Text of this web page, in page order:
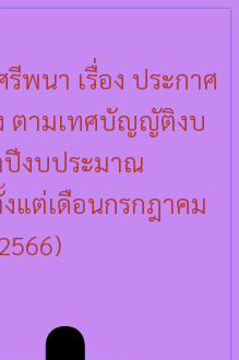
พนา เรื่อง ประกาศ
ตามเทศบัญญัติงบ
ปีงบประมาณ
แต่เดือนกรกฎาคม